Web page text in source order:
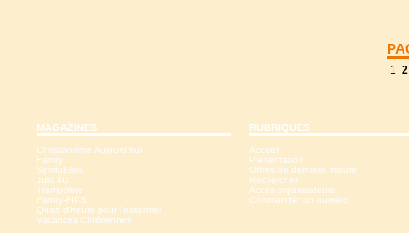
1 2
MAGAZINES
Christianisme Aujourd'hui
Family
SpirituElles
Just 4U
Trampoline
Family-FIPS
Quart d'heure pour l'essentiel
Vacances Chrétiennes
RUBRIQUES
Accueil
Présentation
Offres de dernière minute
Rechercher
Accès organisateurs
Commander un numéro